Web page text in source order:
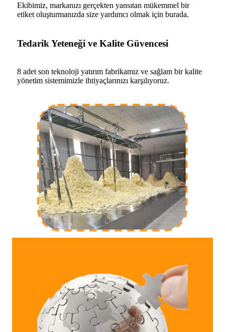
Ekibimiz, markanızı gerçekten yansıtan mükemmel bir
etiket oluşturmanızda size yardımcı olmak için burada.
Tedarik Yeteneği ve Kalite Güvencesi
8 adet son teknoloji yatırım fabrikamız ve sağlam bir kalite
yönetim sistemimizle ihtiyaçlarınızı karşılıyoruz.